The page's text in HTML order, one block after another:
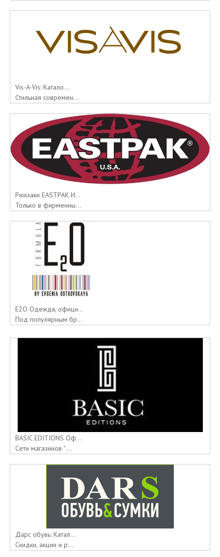
Vis-A-Vis: Катало...
Стильная современ...
Рюкзаки EASTPAK И...
Только в фирменны...
E2O Одежда, офици...
Под популярным бр...
BASIC EDITIONS Оф...
Сети магазинов " ...
Дарс обувь: Катал...
Скидки, акции и р...